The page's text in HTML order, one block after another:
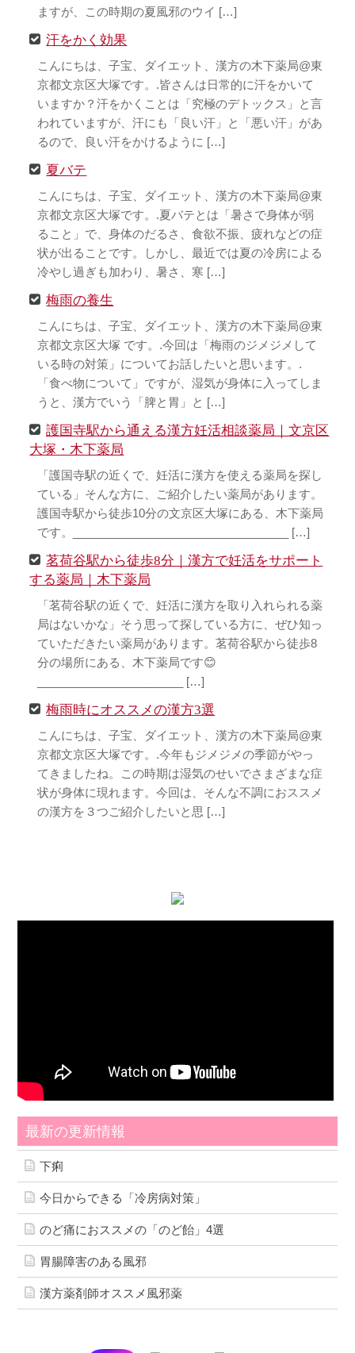
ますが、この時期の夏風邪のウイ […]
汗をかく効果
こんにちは、子宝、ダイエット、漢方の木下薬局@東
京都文京区大塚です。.皆さんは日常的に汗をかいて
いますか？汗をかくことは「究極のデトックス」と言
われていますが、汗にも「良い汗」と「悪い汗」があ
るので、良い汗をかけるように […]
夏バテ
こんにちは、子宝、ダイエット、漢方の木下薬局@東
京都文京区大塚です。.夏バテとは「暑さで身体が弱
ること」で、身体のだるさ、食欲不振、疲れなどの症
状が出ることです。しかし、最近では夏の冷房による
冷やし過ぎも加わり、暑さ、寒 […]
梅雨の養生
こんにちは、子宝、ダイエット、漢方の木下薬局@東
京都文京区大塚 です。.今回は「梅雨のジメジメして
いる時の対策」についてお話したいと思います。.
「食べ物について」ですが、湿気が身体に入ってしま
うと、漢方でいう「脾と胃」と […]
護国寺駅から通える漢方妊活相談薬局｜文京区
大塚・木下薬局
「護国寺駅の近くで、妊活に漢方を使える薬局を探し
ている」そんな方に、ご紹介したい薬局があります。
護国寺駅から徒歩10分の文京区大塚にある、木下薬局
です。__________________________________ […]
茗荷谷駅から徒歩8分｜漢方で妊活をサポート
する薬局｜木下薬局
「茗荷谷駅の近くで、妊活に漢方を取り入れられる薬
局はないかな」そう思って探している方に、ぜひ知っ
ていただきたい薬局があります。茗荷谷駅から徒歩8
分の場所にある、木下薬局です😊
_______________________ […]
梅雨時にオススメの漢方3選
こんにちは、子宝、ダイエット、漢方の木下薬局@東
京都文京区大塚です。.今年もジメジメの季節がやっ
てきましたね。この時期は湿気のせいでさまざまな症
状が身体に現れます。今回は、そんな不調におススメ
の漢方を３つご紹介したいと思 […]
最新の更新情報
下痢
今日からできる「冷房病対策」
のど痛におススメの「のど飴」4選
胃腸障害のある風邪
漢方薬剤師オススメ風邪薬